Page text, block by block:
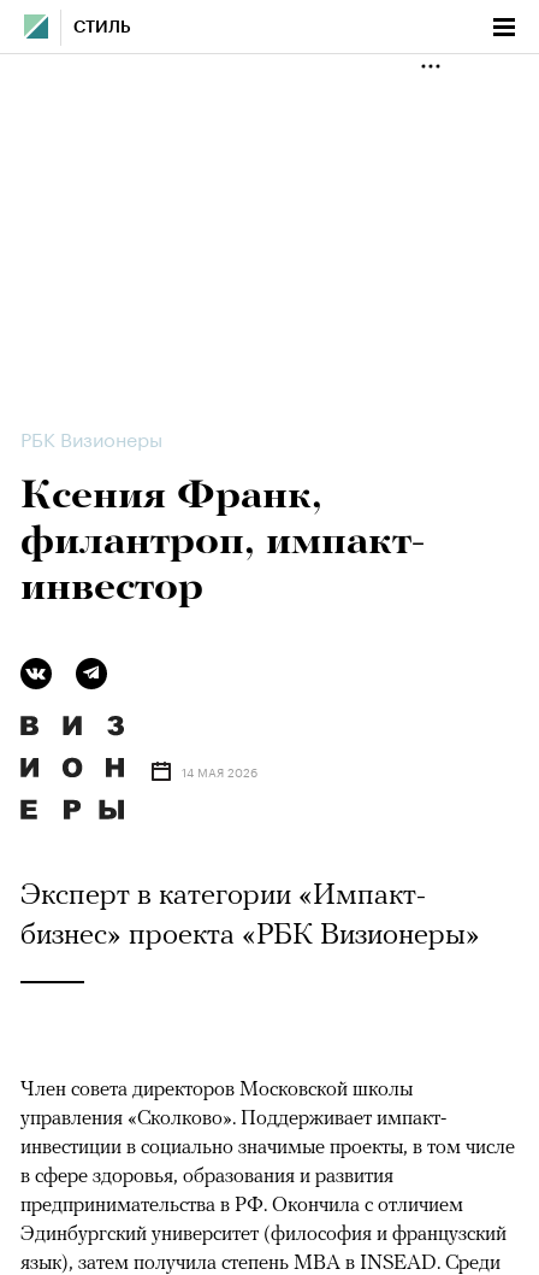
СТИЛЬ
РБК Визионеры
Ксения Франк,
филантроп, импакт-
инвестор
14 МАЯ 2026
Эксперт в категории «Импакт-
бизнес» проекта «РБК Визионеры»
Член совета директоров Московской школы
управления «Сколково». Поддерживает импакт-
инвестиции в социально значимые проекты, в том числе
в сфере здоровья, образования и развития
предпринимательства в РФ. Окончила с отличием
Эдинбургский университет (философия и французский
язык), затем получила степень MBA в INSEAD. Среди